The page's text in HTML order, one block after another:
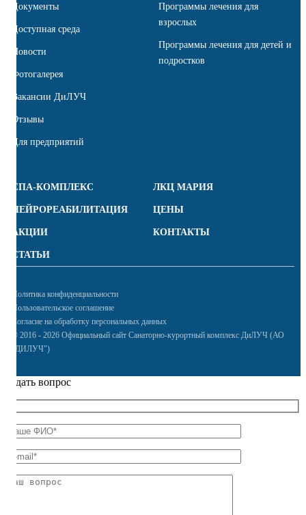
Документы
Доступная среда
Новости
Фотогалерея
Вакансии ДиЛУЧ
Отзывы
Для предприятий
Программы лечения для
взрослых
Программы лечения для детей и
подростков
СПА-КОМПЛЕКС ЛКЦ МАРИЯ
НЕЙРОРЕАБИЛИТАЦИЯ ЦЕНЫ
АКЦИИ КОНТАКТЫ
СТАТЬИ
Политика конфиденциальности
Пользовательское соглашение
Согласие на обработку персональных данных
© 2016 - 2026 Официальный сайт Санаторно-курортный комплекс ДиЛУЧ (АО
"ДИЛУЧ")
Задать вопрос